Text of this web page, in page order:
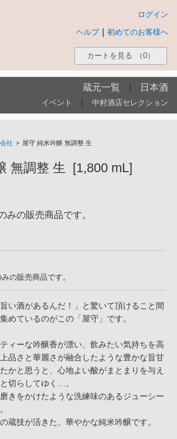
ログイン
初めてのお客様へ
ヘルプ
カートを見る （0）
蔵元一覧 日本酒
イベント 中村酒店セレクション
社 > 屋守 純米吟醸 無調整 生
無調整 生 [1,800 mL]
みの販売商品です。
の販売商品です。
い酒があるんだ！」と驚いて頂けること間
めているのがこの「屋守」です。
ィーな吟醸香が漂い、飲みたい気持ちを高
品さと華麗さが融合したような豊かな旨甘
かと思うと、心地よい酸がまとまりを与え
切らしてゆく…。
きをかけたような洗練味のあるジューシー
蔵技が活きた、華やかな純米吟醸です。